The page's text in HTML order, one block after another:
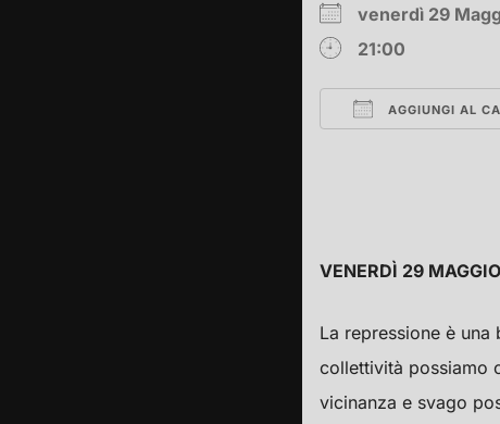
venerdì 29
21:00
AGGIUNGI AL
️VENERDÌ 29
La repressione è
collettività possiamo
vicinanza e svago